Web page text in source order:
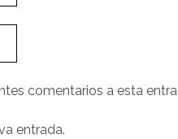
comentarios a esta
entrada.